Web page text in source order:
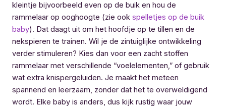
kleintje bijvoorbeeld even op de buik en hou de
rammelaar op ooghoogte (zie ook spelletjes op de buik
baby). Dat daagt uit om het hoofdje op te tillen en de
nekspieren te trainen. Wil je de zintuiglijke ontwikkeling
verder stimuleren? Kies dan voor een zacht stoffen
rammelaar met verschillende “voelelementen,” of gebruik
wat extra knispergeluiden. Je maakt het meteen
spannend en leerzaam, zonder dat het te overweldigend
wordt. Elke baby is anders, dus kijk rustig waar jouw